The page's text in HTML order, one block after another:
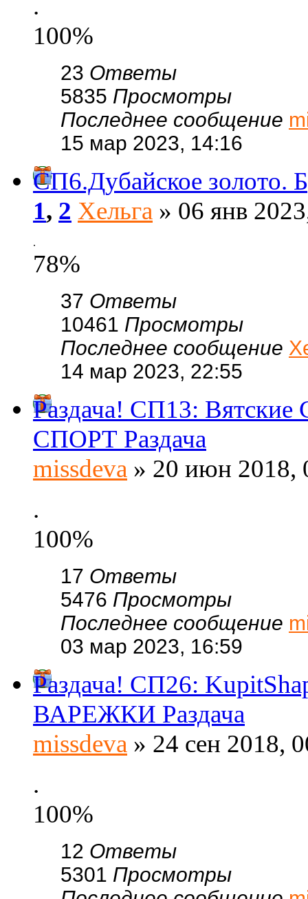
.
100%
23 Ответы
5835 Просмотры
Последнее сообщение
15 мар 2023, 14:16
СП6.Дубайское золото.
1, 2 Хельга » 06 янв
.
78%
37 Ответы
10461 Просмотры
Последнее сообщение
14 мар 2023, 22:55
Раздача! СП13:
СПОРТ Раздача
missdeva » 20 июн 2018,
.
100%
17 Ответы
5476 Просмотры
Последнее сообщение
03 мар 2023, 16:59
Раздача! СП26:
ВАРЕЖКИ Раздача
missdeva » 24 сен 2018,
.
100%
12 Ответы
5301 Просмотры